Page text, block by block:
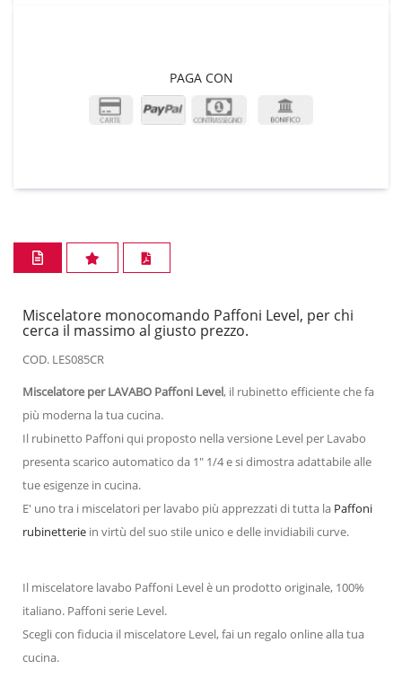
PAGA CON
Miscelatore monocomando Paffoni Level, per chi
cerca il massimo al giusto prezzo.
COD. LES085CR
Miscelatore per LAVABO Paffoni Level, il rubinetto efficiente che fa
più moderna la tua cucina.
Il rubinetto Paffoni qui proposto nella versione Level per Lavabo
presenta scarico automatico da 1" 1/4 e si dimostra adattabile alle
tue esigenze in cucina.
E' uno tra i miscelatori per lavabo più apprezzati di tutta la Paffoni
rubinetterie in virtù del suo stile unico e delle invidiabili curve.
Il miscelatore lavabo Paffoni Level è un prodotto originale, 100%
italiano. Paffoni serie Level.
Scegli con fiducia il miscelatore Level, fai un regalo online alla tua
cucina.